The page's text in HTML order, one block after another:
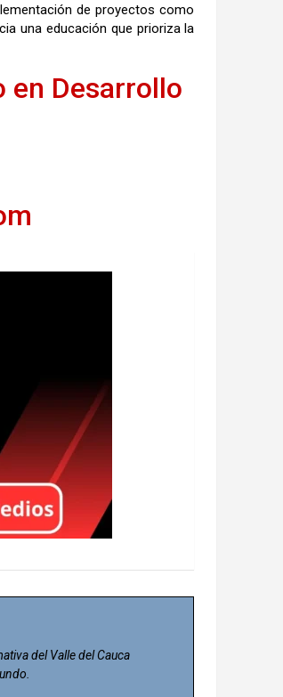
de proyectos como
una educación que prioriza la
en Desarrollo
del Valle del Cauca